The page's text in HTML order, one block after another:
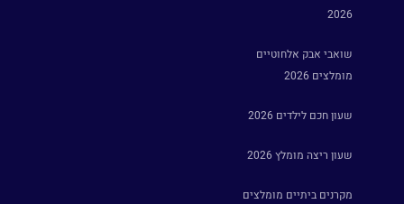
2026
שואבי אבק אלחוטיים
מומלצים 2026
שעון חכם לילדים 2026
שעון ריצה מומלץ 2026
מקרנים ביתיים מומלצים